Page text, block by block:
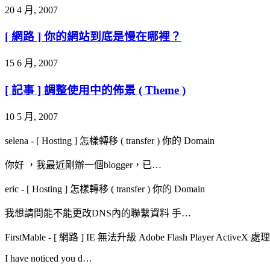
20 4 月, 2007
[ 網路 ] 你的網站到底是慢在哪裡？
15 6 月, 2007
[ 記事 ] 調整使用中的佈景 ( Theme )
10 5 月, 2007
selena - [ Hosting ] 怎樣轉移 ( transfer ) 你的 Domain
你好 ，我最近剛辦一個blogger，已…
eric - [ Hosting ] 怎樣轉移 ( transfer ) 你的 Domain
我想請問能不能更改DNS內的聯繫資料 手…
FirstMable - [ 網路 ] IE 無法升級 Adobe Flash Player ActiveX 處
I have noticed you d…